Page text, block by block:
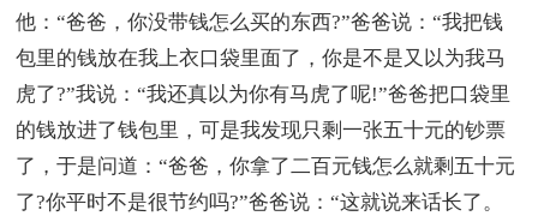
他：“爸爸，你没带钱怎么买的东西?”爸爸说：“我把钱
包里的钱放在我上衣口袋里面了，你是不是又以为我马
虎了?”我说：“我还真以为你有马虎了呢!”爸爸把口袋里
的钱放进了钱包里，可是我发现只剩一张五十元的钞票
了，于是问道：“爸爸，你拿了二百元钱怎么就剩五十元
了?你平时不是很节约吗?”爸爸说：“这就说来话长了。